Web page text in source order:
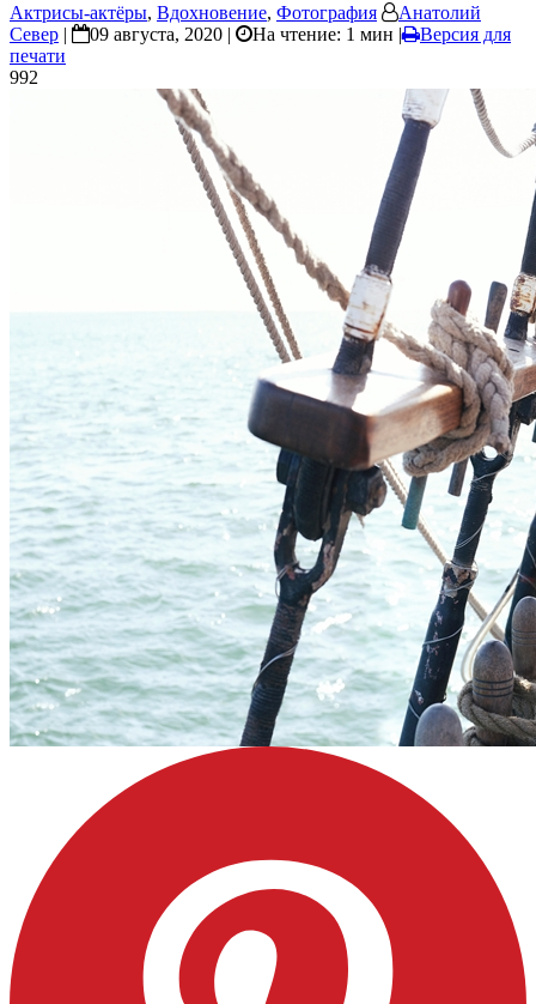
Актрисы-актёры, Вдохновение, Фотография
Анатолий
Север | 09 августа, 2020 | На чтение: 1 мин |
Версия для
печати
992